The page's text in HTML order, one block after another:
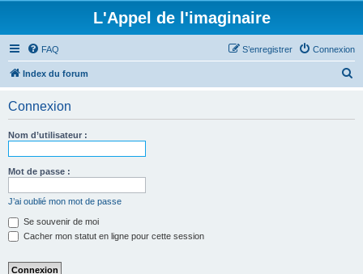
L'Appel de l'imaginaire
FAQ Connexion
S’enregistrer
Index du forum
Connexion
Nom d’utilisateur :
Mot de passe :
J’ai oublié mon mot de passe
Se souvenir de moi
Cacher mon statut en ligne pour cette session